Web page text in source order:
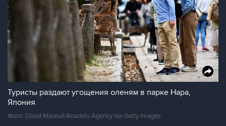
Туристы раздают угощения оленям в парке Нара,
Япония
Фото: David Mareuil/Anadolu Agency via Getty Images